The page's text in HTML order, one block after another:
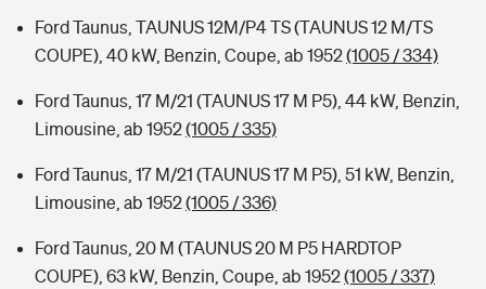
Ford Taunus, TAUNUS 12M/P4 TS (TAUNUS 12 M/TS
COUPE), 40 kW, Benzin, Coupe, ab 1952(1005 / 334)
Ford Taunus, 17 M/21 (TAUNUS 17 M P5), 44 kW, Benzin,
Limousine, ab 1952(1005 / 335)
Ford Taunus, 17 M/21 (TAUNUS 17 M P5), 51 kW, Benzin,
Limousine, ab 1952(1005 / 336)
Ford Taunus, 20 M (TAUNUS 20 M P5 HARDTOP
COUPE), 63 kW, Benzin, Coupe, ab 1952(1005 / 337)